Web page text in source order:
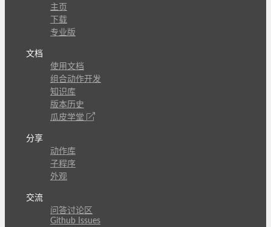
主页
下载
专业版
文档
使用文档
组合动作开发
知识库
版本历史
瓜皮学堂
分享
动作库
子程序
外观
交流
问答讨论区
Github Issues